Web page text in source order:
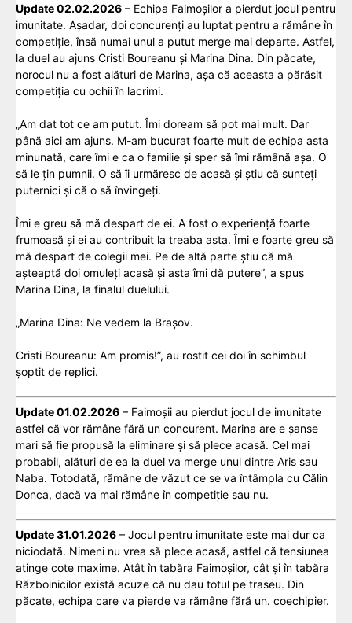
Update 02.02.2026 – Echipa Faimoșilor a pierdut jocul pentru
imunitate. Așadar, doi concurenți au luptat pentru a rămâne în
competiție, însă numai unul a putut merge mai departe. Astfel,
la duel au ajuns Cristi Boureanu și Marina Dina. Din păcate,
norocul nu a fost alături de Marina, așa că aceasta a părăsit
competiția cu ochii în lacrimi.
„Am dat tot ce am putut. Îmi doream să pot mai mult. Dar
până aici am ajuns. M-am bucurat foarte mult de echipa asta
minunată, care îmi e ca o familie și sper să îmi rămână așa. O
să le țin pumnii. O să îi urmăresc de acasă și știu că sunteți
puternici și că o să învingeți.
Îmi e greu să mă despart de ei. A fost o experiență foarte
frumoasă și ei au contribuit la treaba asta. Îmi e foarte greu să
mă despart de colegii mei. Pe de altă parte știu că mă
așteaptă doi omuleți acasă și asta îmi dă putere”, a spus
Marina Dina, la finalul duelului.
„Marina Dina: Ne vedem la Brașov.
Cristi Boureanu: Am promis!”, au rostit cei doi în schimbul
șoptit de replici.
Update 01.02.2026 – Faimoșii au pierdut jocul de imunitate
astfel că vor rămâne fără un concurent. Marina are e șanse
mari să fie propusă la eliminare și să plece acasă. Cel mai
probabil, alături de ea la duel va merge unul dintre Aris sau
Naba. Totodată, rămâne de văzut ce se va întâmpla cu Călin
Donca, dacă va mai rămâne în competiție sau nu.
Update 31.01.2026 – Jocul pentru imunitate este mai dur ca
niciodată. Nimeni nu vrea să plece acasă, astfel că tensiunea
atinge cote maxime. Atât în tabăra Faimoșilor, cât și în tabăra
Războinicilor există acuze că nu dau totul pe traseu. Din
păcate, echipa care va pierde va rămâne fără un. coechipier.